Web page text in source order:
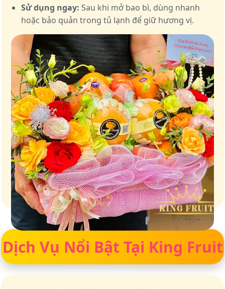
Sử dụng ngay: Sau khi mở bao bì, dùng nhanh
hoặc bảo quản trong tủ lạnh để giữ hương vị.
Giữ trọn vị ngọt của thiên nhiên
Dịch Vụ Nổi Bật Tại King Fruit